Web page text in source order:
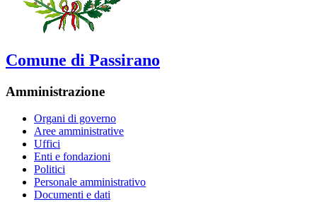
Comune di Passirano
Amministrazione
Organi di governo
Aree amministrative
Uffici
Enti e fondazioni
Politici
Personale amministrativo
Documenti e dati